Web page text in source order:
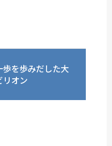
を歩みだした大
リオン